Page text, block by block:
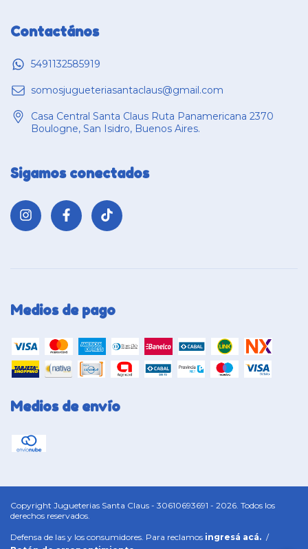
Contactános
5491132585919
somosjugueteriasantaclaus@gmail.com
Casa Central Santa Claus Ruta Panamericana 2370
Boulogne, San Isidro, Buenos Aires.
Sigamos conectados
Medios de pago
Medios de envío
Copyright Jugueterias Santa Claus - 30610693691 - 2026. Todos los
derechos reservados.
Defensa de las y los consumidores. Para reclamos ingresá acá. /